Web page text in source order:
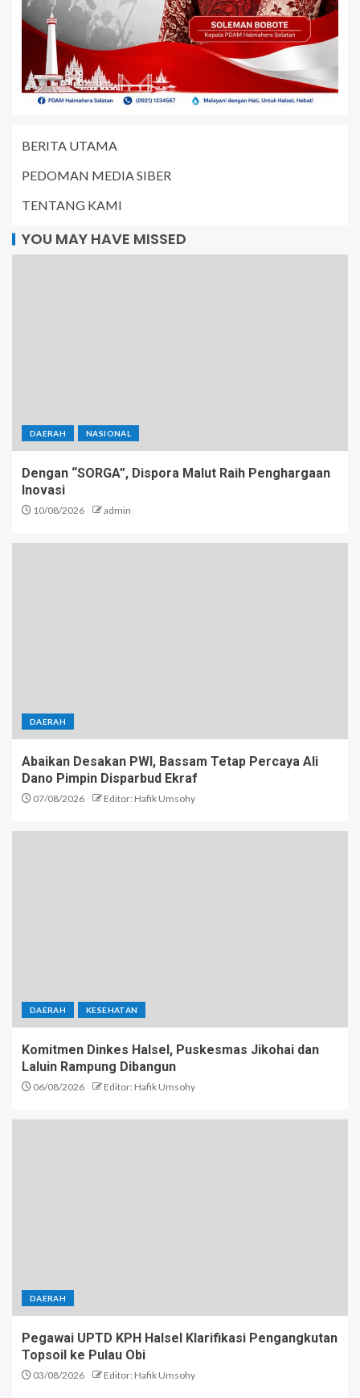
BERITA UTAMA
PEDOMAN MEDIA SIBER
TENTANG KAMI
YOU MAY HAVE MISSED
DAERAH NASIONAL
Dengan “SORGA”, Dispora Malut Raih Penghargaan
Inovasi
10/08/2026 admin
DAERAH
Abaikan Desakan PWI, Bassam Tetap Percaya Ali
Dano Pimpin Disparbud Ekraf
07/08/2026 Editor: Hafik Umsohy
DAERAH KESEHATAN
Komitmen Dinkes Halsel, Puskesmas Jikohai dan
Laluin Rampung Dibangun
06/08/2026 Editor: Hafik Umsohy
DAERAH
Pegawai UPTD KPH Halsel Klarifikasi Pengangkutan
Topsoil ke Pulau Obi
03/08/2026 Editor: Hafik Umsohy